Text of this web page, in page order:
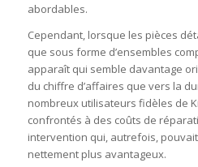
abordables.
Cependant, lorsque les pièces
que sous forme d’ensembles
apparaît qui semble davantage
du chiffre d’affaires que vers la
nombreux utilisateurs fidèles de
confrontés à des coûts de
intervention qui, autrefois,
nettement plus avantageux.